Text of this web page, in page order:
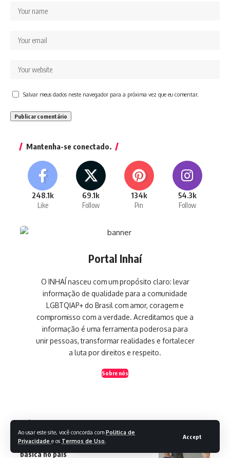
Ao usar este site, você concorda com Politica de
Privacidade e os Termos de Uso
Accept
Salvar meus dados neste navegador para a próxima vez que eu comentar.
Mantenha-se conectado.
248.1k
Like
69.1k
Follow
134k
Pin
54.3k
Follow
Portal Inhaí
O INHAÍ nasceu com um propósito claro: levar
informação de qualidade para a comunidade
LGBTQIAP+ do Brasil com amor, coragem e
compromisso com a verdade. Acreditamos que a
informação é uma ferramenta poderosa para
unir pessoas, transformar realidades e fortalecer
a luta por direitos e respeito.
Sobre nós
Ideb mostra avanço da educação
básica no país